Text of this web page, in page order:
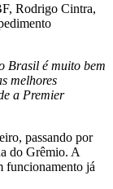
Rodrigo Cintra,
Brasil é muito bem
melhores
a Premier
passando por
do Grêmio. A
funcionamento já